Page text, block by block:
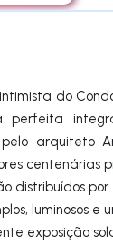
do
arquiteto
centenárias
distribuídos
luminosos e
exposição